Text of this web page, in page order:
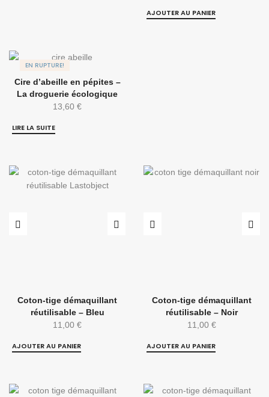
AJOUTER AU PANIER
EN RUPTURE!
Cire d’abeille en pépites –
La droguerie écologique
13,60 €
LIRE LA SUITE
Coton-tige démaquillant
réutilisable – Bleu
11,00 €
AJOUTER AU PANIER
Coton-tige démaquillant
réutilisable – Noir
11,00 €
AJOUTER AU PANIER